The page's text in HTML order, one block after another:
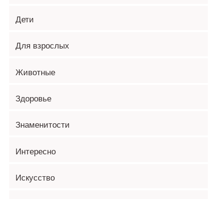
Дети
Для взрослых
Животные
Здоровье
Знаменитости
Интересно
Искусство